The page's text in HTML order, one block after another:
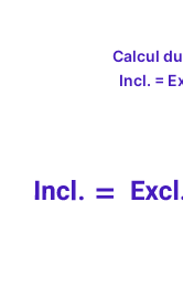
Calcul
Incl. =